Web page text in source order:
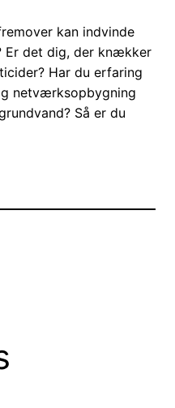
kan indvinde
Er det dig, der knækker
Har du erfaring
netværksopbygning
Så er du